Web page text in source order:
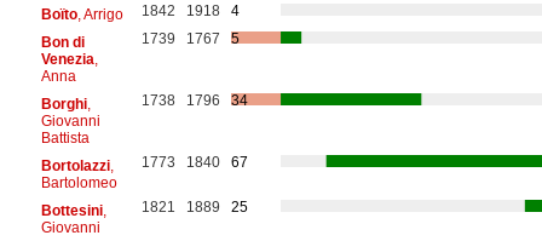
Boïto, Arrigo 1842 1918
4
Bon di
Venezia
Anna
1739 1767 5
Borghi,
Giovanni
Battista
1738 1796 34
Bortolazzi,
Bartolomeo
1773 1840 67
Bottesini,
Giovanni
1821 1889 25